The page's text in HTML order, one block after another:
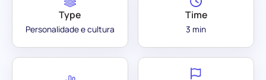
Type
Personalidade e cultura
Time
3 min